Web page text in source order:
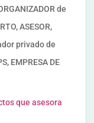
de
ASESOR,
privado de
EMPRESA DE
que asesora